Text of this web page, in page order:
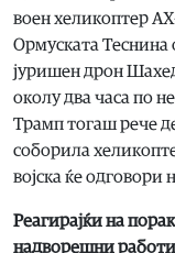
воен хеликоптер
Ормуската Теснина
јуришен дрон
околу два часа по
Трамп тогаш рече
соборила
војска ќе одговори
Реагирајќи на
надворешни